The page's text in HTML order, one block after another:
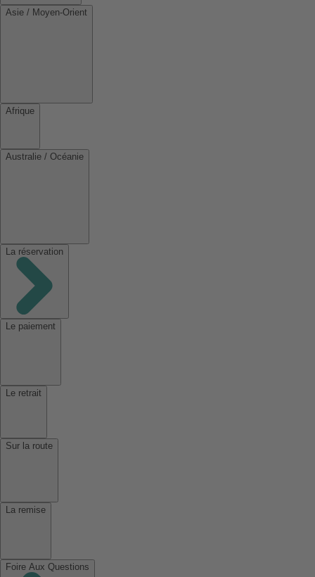
Asie / Moyen-Orient
Afrique
Australie / Océanie
La réservation
Le paiement
Le retrait
Sur la route
La remise
Foire Aux Questions